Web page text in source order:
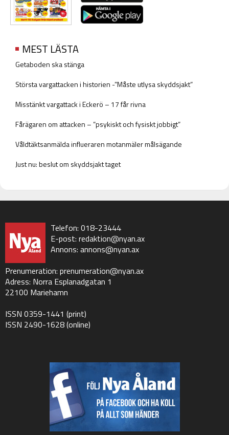
MEST LÄSTA
Getaboden ska stänga
Största vargattacken i historien -”Måste utlysa skyddsjakt”
Misstänkt vargattack i Eckerö – 17 får rivna
Fårägaren om attacken – ”psykiskt och fysiskt jobbigt”
Våldtäktsanmälda influeraren motanmäler målsägande
Just nu: beslut om skyddsjakt taget
Telefon: 018-23444
E-post: redaktion@nyan.ax
Annons: annons@nyan.ax
Prenumeration: prenumeration@nyan.ax
Adress: Norra Esplanadgatan 1
22100 Mariehamn
ISSN 0359-1441 (print)
ISSN 2490-1628 (online)